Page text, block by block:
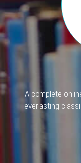
A complete
everlasting